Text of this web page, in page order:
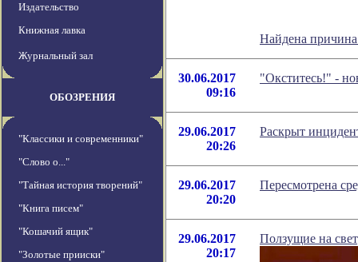
Издательство
Книжная лавка
Журнальный зал
ОБОЗРЕНИЯ
"Классики и современники"
"Слово о..."
"Тайная история творений"
"Книга писем"
"Кошачий ящик"
"Золотые прииски"
Найдена
30.06.2017
09:16
"Окститесь!" -
29.06.2017
20:26
Раскрыт
29.06.2017
20:20
Пересмотрена
29.06.2017
20:17
Ползущие на